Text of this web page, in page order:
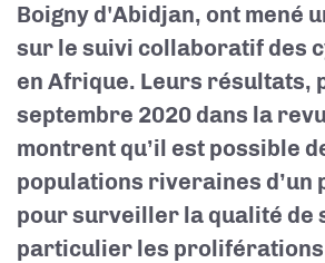
Boigny d'Abidjan, ont mené
sur le suivi collaboratif des
en Afrique. Leurs résultats,
septembre 2020 dans la
montrent qu’il est possible
populations riveraines d’un
pour surveiller la qualité de
particulier les proliférations